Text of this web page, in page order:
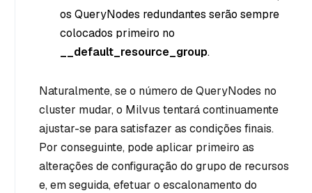
os QueryNodes redundantes serão sempre
colocados primeiro no
__default_resource_group.
Naturalmente, se o número de QueryNodes no
cluster mudar, o Milvus tentará continuamente
ajustar-se para satisfazer as condições finais.
Por conseguinte, pode aplicar primeiro as
alterações de configuração do grupo de recursos
e, em seguida, efetuar o escalonamento do